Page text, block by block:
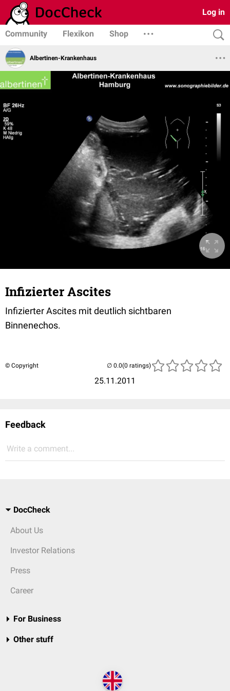
Log in
Community Flexikon Shop
Albertinen-Krankenhaus
Infizierter Ascites
InfizierterAscites mit deutlich sichtbaren
Binnenechos.
© Copyright
25.11.2011
(0 ratings)
Feedback
Write a comment...
DocCheck
About Us
Investor Relations
Press
Career
For Business
Other stuff